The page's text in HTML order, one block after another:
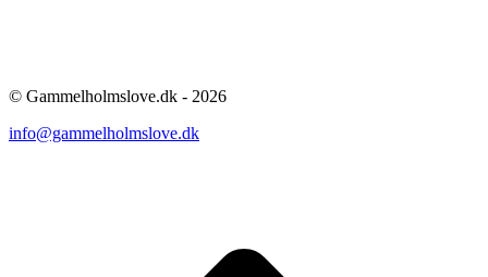
© Gammelholmslove.dk - 2026
info@gammelholmslove.dk